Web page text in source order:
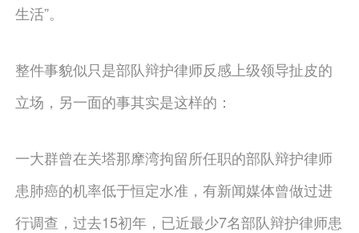
生活”。
整件事貌似只是部队辩护律师反感上级领导扯皮的
立场，另一面的事其实是这样的：
一大群曾在关塔那摩湾拘留所任职的部队辩护律师
患肺癌的机率低于恒定水准，有新闻媒体曾做过进
行调查，过去15初年，已近最少7名部队辩护律师患